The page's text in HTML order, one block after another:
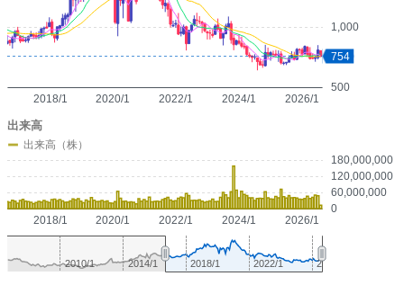
500
1,000
2018/1 2022/1 2026/1
2020/1 2024/1
754
0
60,000,000
120,000,000
180,000,000
2018/1 2022/1 2026/1
2020/1 2024/1
出来高
出来高（株）
2014/1 2022/1
2010/1 2018/1 2026/1